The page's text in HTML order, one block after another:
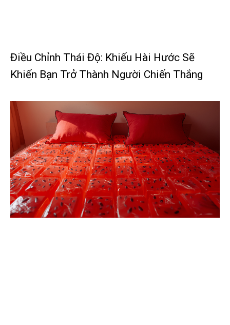
Điều Chỉnh Thái Độ: Khiếu Hài Hước Sẽ
Khiến Bạn Trở Thành Người Chiến Thắng